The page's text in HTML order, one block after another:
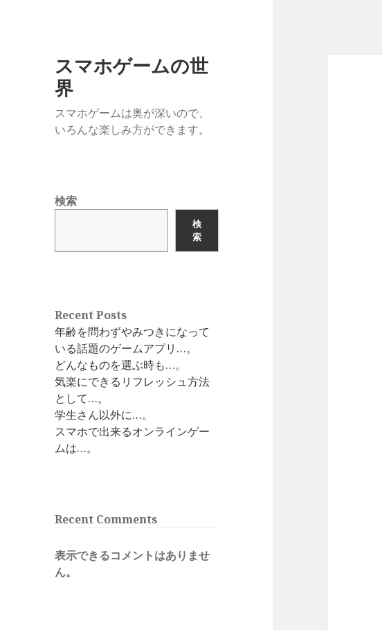
スマホゲームの世
界
スマホゲームは奥が深いので、
いろんな楽しみ方ができます。
検索
検
索
Recent Posts
年齢を問わずやみつきになって
いる話題のゲームアプリ…。
どんなものを選ぶ時も…。
気楽にできるリフレッシュ方法
として…。
学生さん以外に…。
スマホで出来るオンラインゲー
ムは…。
Recent Comments
表示できるコメントはありませ
ん。